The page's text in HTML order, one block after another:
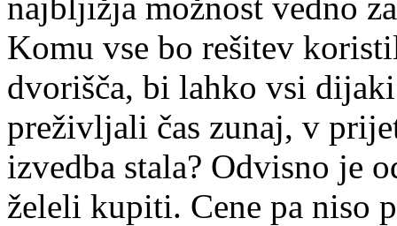
Komu vse bo rešitev
dvorišča, bi lahko vsi
preživljali čas zunaj, v
izvedba stala? Odvisno je
želeli kupiti. Cene pa niso